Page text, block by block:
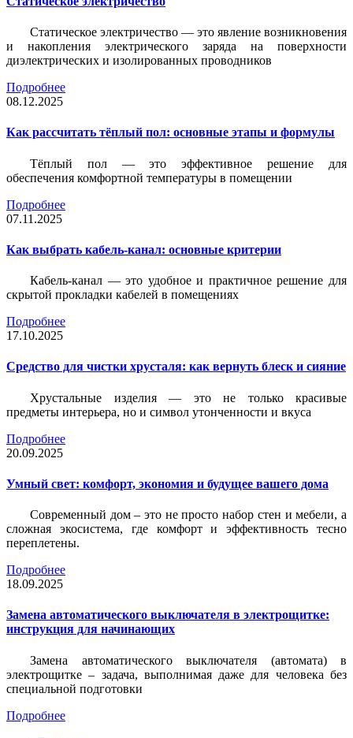
Статическое электричество — это явление возникновения
и накопления электрического заряда на поверхности
диэлектрических и изолированных проводников
Подробнее
08.12.2025
Как рассчитать тёплый пол: основные этапы и формулы
Тёплый пол — это эффективное решение для
обеспечения комфортной температуры в помещении
Подробнее
07.11.2025
Как выбрать кабель-канал: основные критерии
Кабель-канал — это удобное и практичное решение для
скрытой прокладки кабелей в помещениях
Подробнее
17.10.2025
Средство для чистки хрусталя: как вернуть блеск и сияние
Хрустальные изделия — это не только красивые
предметы интерьера, но и символ утонченности и вкуса
Подробнее
20.09.2025
Умный свет: комфорт, экономия и будущее вашего дома
Современный дом – это не просто набор стен и мебели, а
сложная экосистема, где комфорт и эффективность тесно
переплетены.
Подробнее
18.09.2025
Замена автоматического выключателя в электрощитке:
инструкция для начинающих
Замена автоматического выключателя (автомата) в
электрощитке – задача, выполнимая даже для человека без
специальной подготовки
Подробнее